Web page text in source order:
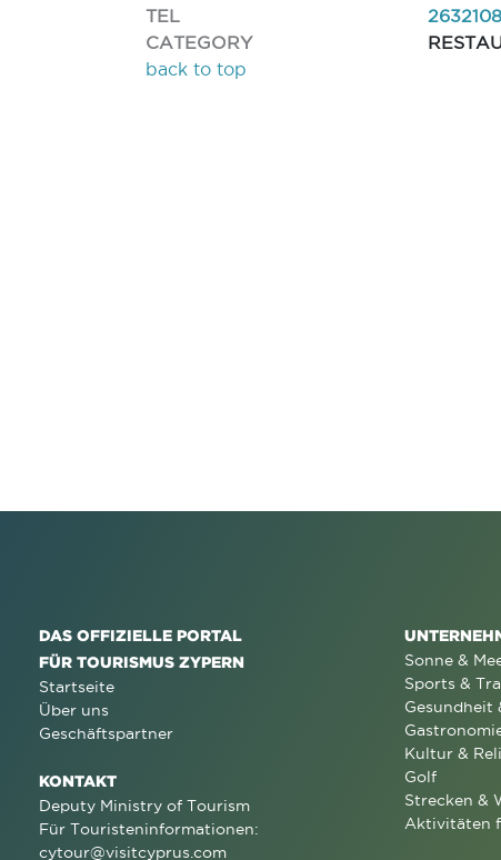
TEL
CATEGORY
back to top
DAS OFFIZIELLE PORTAL
FÜR TOURISMUS ZYPERN
Startseite
Über uns
Geschäftspartner
KONTAKT
Deputy Ministry of Tourism
Für Touristeninformationen:
cytour@visitcyprus.com
Sonne &
Sports &
Gesundheit
Kultur &
Golf
Strecken &
Aktivitäten